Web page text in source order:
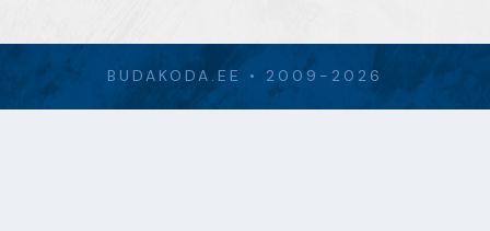
BUDAKODA.EE • 2009-2026